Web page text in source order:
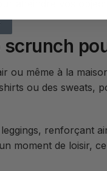
ou même à la
ou des sweats,
renforçant
de loisir,